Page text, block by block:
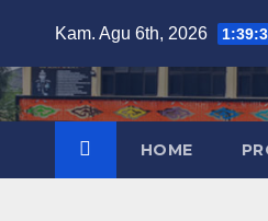
content
Kam. Agu 6th, 2026
HOME